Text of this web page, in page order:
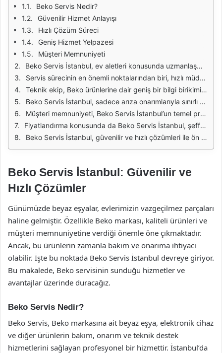
Beko Servis Nedir?
Güvenilir Hizmet Anlayışı
Hızlı Çözüm Süreci
Geniş Hizmet Yelpazesi
Müşteri Memnuniyeti
Beko Servis İstanbul, ev aletleri konusunda uzmanlaşmış bir servistir. Müşteri memnuniyetini her zaman ön planda tutarak, sorunlara hızlı ve etkili çözümler sunmaktadır. Beko markası, kalite ve güvenilirlik açısından tanınmış bir isimdir ve bu nedenle, Beko ürünleri için alınacak olan servis hizmetinin de aynı standartlarda olması beklenir. İşte bu noktada Beko Servis İstanbul, profesyonel ekibi ile devreye girmekte ve kullanıcıların ihtiyaçlarına en iyi şekilde cevap vermektedir.
Servis sürecinin en önemli noktalarından biri, hızlı müdahale yeteneğidir. Beko Servis İstanbul, çağrı merkezine gelen talepleri en kısa sürede değerlendirerek, müşteri ile iletişime geçmektedir. Problemin aciliyetine göre, belirlenen süre içerisinde teknisyenler adrese yönlendirilmekte ve gerekli onarım işlemlerine başlanmaktadır. Bu hızlı yanıt süresi, kullanıcıların zamanını değerli kılmakta ve memnuniyeti artırmaktadır.
Teknik ekip, Beko ürünlerine dair geniş bir bilgi birikimine sahiptir. Her bir teknisyen, hem Beko markası hem de genel beyaz eşya tamiri konusunda eğitimli ve deneyimlidir. Bu sayede, ürünlerin arızaları hızlı bir şekilde tespit edilmekte ve onarımlar uygun tekniklerle gerçekleştirilmektedir. Müşteriler, uzman ekip tarafından yapılan onarımların kalitesine güvenebilirler.
Beko Servis İstanbul, sadece arıza onarımlarıyla sınırlı kalmayıp, düzenli bakım hizmetleri de sunmaktadır. Kullanıcıların cihazlarının ömrünü uzatmak ve performansını artırmak adına periyodik bakımlar oldukça önemlidir. Bu bakımlar, cihazların verimliliğini artırır ve olası arızaların önceden tespit edilmesine yardımcı olur. Beko Servis İstanbul, bu hizmetleri de profesyonel bir şekilde sunarak, kullanıcılarının memnuniyetini sağlamaktadır.
Müşteri memnuniyeti, Beko Servis İstanbul’un temel prensiplerinden biridir. Kullanıcıların geri dönüşleri, servis kalitesini artırmak adına dikkate alınmaktadır. Her hizmet sonrası yapılan anketler ve değerlendirmeler, kendini geliştirmek için bir fırsat olarak görülmektedir. Bu sayede, hem mevcut hizmet kalitesi korunmakta hem de yeni hizmetler geliştirilmekte, müşteri talepleri daha iyi karşılanmaktadır.
Fiyatlandırma konusunda da Beko Servis İstanbul, şeffaf bir politika izlemektedir. Müşterilere sunulan hizmetlerin fiyatları, öncesinde detaylı bir şekilde aktarılmakta ve hiçbir sürpriz ile karşılaşılmamaktadır. Bu sayede, kullanıcılar kendilerini güvende hisseder ve hizmet alımlarında daha bilinçli kararlar verebilirler.
Beko Servis İstanbul, güvenilir ve hızlı çözümleri ile ön plana çıkmaktadır. Müşterilerine sunduğu kaliteli hizmet, deneyimli teknik ekip, hızlı müdahale ve şeffaf fiyatlandırma politikası ile sektördeki yerini sağlamlaştırmaktadır. Beko ürünleri için arıza veya bakım ihtiyaçlarınızda, Beko Servis İstanbul’u tercih ederek, güvenilir bir hizmet almanın avantajlarını yaşayabilirsiniz.
Beko Servis İstanbul: Güvenilir ve
Hızlı Çözümler
Günümüzde beyaz eşyalar, evlerimizin vazgeçilmez parçaları
haline gelmiştir. Özellikle Beko markası, kaliteli ürünleri ve
müşteri memnuniyetine verdiği önemle öne çıkmaktadır.
Ancak, bu ürünlerin zamanla bakım ve onarıma ihtiyacı
olabilir. İşte bu noktada Beko Servis İstanbul devreye giriyor.
Bu makalede, Beko servisinin sunduğu hizmetler ve
avantajlar üzerinde duracağız.
Beko Servis Nedir?
Beko Servis, Beko markasına ait beyaz eşya, elektronik cihaz
ve diğer ürünlerin bakım, onarım ve teknik destek
hizmetlerini sağlayan profesyonel bir hizmettir. İstanbul’da